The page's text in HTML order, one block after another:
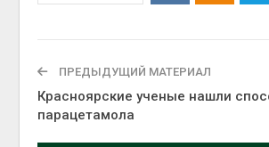
ПРЕДЫДУЩИЙ МАТЕРИАЛ
Красноярские ученые нашли
парацетамола